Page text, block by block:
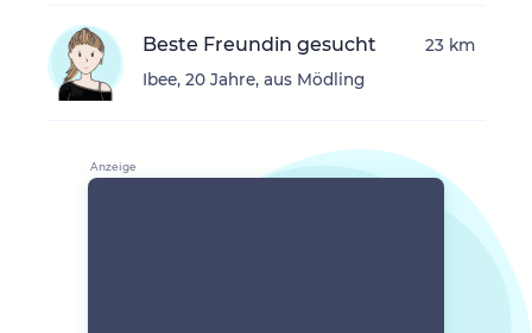
Beste Freundin gesucht
Ibee, 20 Jahre, aus Mödling
23 km